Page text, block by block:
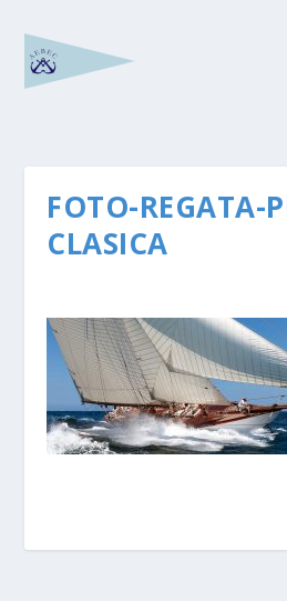
FOTO-REGATA-
CLASICA